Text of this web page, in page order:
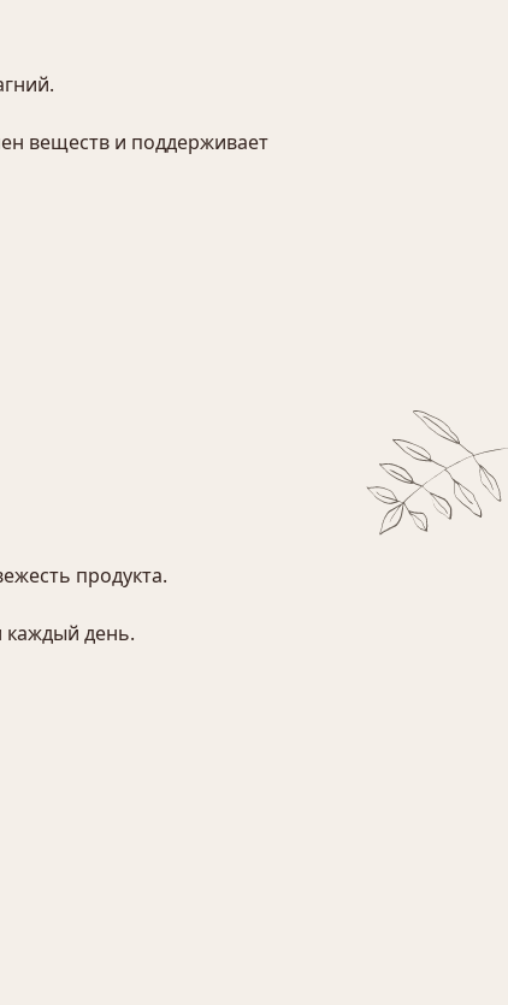
веществ и поддерживает
продукта.
каждый день.